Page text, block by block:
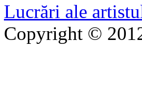
Lucrări ale
Copyright ©